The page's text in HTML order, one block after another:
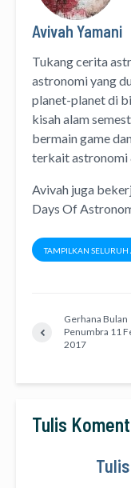
Avivah Yamani
Tukang cerita
astronomiyang
planet-planet di
kisah alam
bermain game
terkait astronomi
Avivah juga
Days Of
TAMPILKAN SELURUH
Gerhana Bulan
Penumbra 11
2017
Tulis